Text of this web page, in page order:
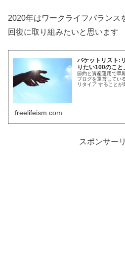
2020年はワークライフバランス
回復に取り組みたいと思います
バケットリスト:
りたい100のこと
節約と資産運用で早
ブログを運営してい
リタイア することが
freelifeism.com
スポンサー